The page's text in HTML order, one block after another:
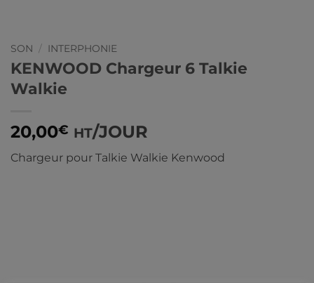
SON / INTERPHONIE
KENWOOD Chargeur 6 Talkie
Walkie
20,00€ HT/JOUR
Chargeur pour Talkie Walkie Kenwood